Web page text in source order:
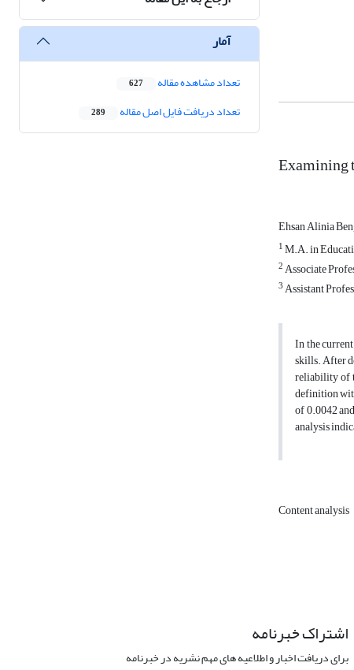
Examining
Ehsan Alinia
1M.A. in
2Associate
3Assistant
In the
skills. After
reliability of
definition
of 0.0042
analysis
Content analysis
آمار
تعداد مشاهده مقاله 627
تعداد دریافت فایل اصل مقاله 289
اشتراک خبرنامه
برای دریافت اخبار و اطلاعیه های مهم نشریه در خبرنامه